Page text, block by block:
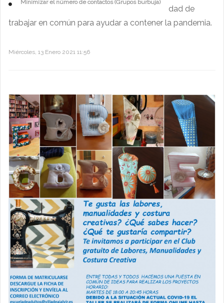
Minimizar el número de contactos (Grupos burbuja)
dad de
trabajar en común para ayudar a contener la pandemia.
Miércoles, 13 Enero 2021 11:56